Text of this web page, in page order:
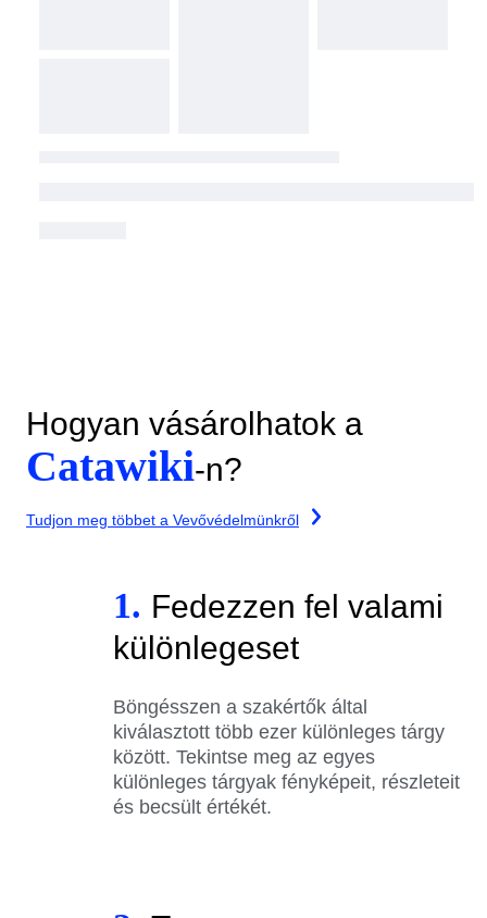
Hogyan vásárolhatok a
Catawiki-n?
Tudjon meg többet a Vevővédelmünkről
1. Fedezzen fel valami
különlegeset
Böngésszen a szakértők által
kiválasztott több ezer különleges tárgy
között. Tekintse meg az egyes
különleges tárgyak fényképeit, részleteit
és becsült értékét.